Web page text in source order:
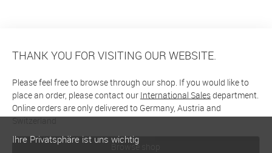
THANK YOU FOR VISITING OUR WEBSITE.
Please feel free to browse through our shop. If you would like to
place an order, please contact our International Salesdepartment.
Online orders are only delivered to Germany, Austria and
Switzerland
Browse shop
Ihre Privatsphäre ist uns wichtig